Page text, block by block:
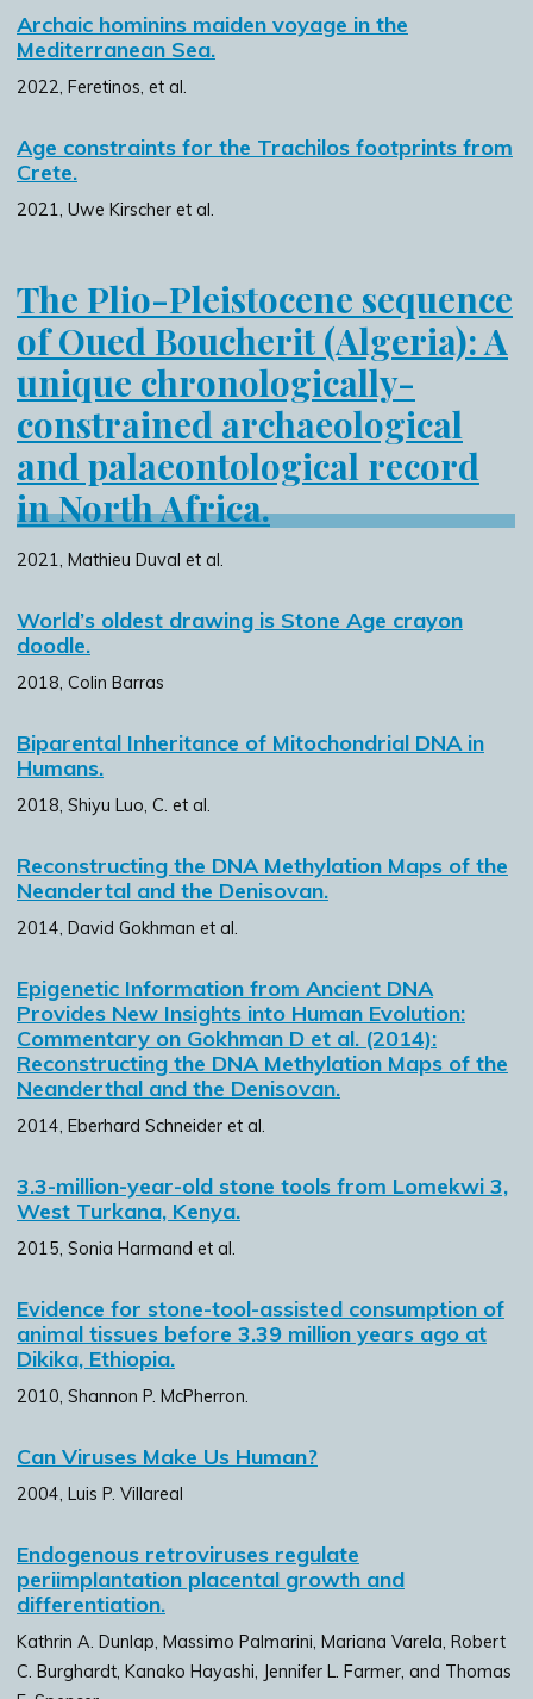
Archaic hominins maiden voyage in the
Mediterranean Sea.
2022, Feretinos, et al.
Age constraints for the Trachilos footprints from
Crete.
2021, Uwe Kirscher et al.
The Plio-Pleistocene sequence
of Oued Boucherit (Algeria): A
unique chronologically-
constrained archaeological
and palaeontological record
in North Africa.
2021, Mathieu Duval et al.
World’s oldest drawing is Stone Age crayon
doodle.
2018, Colin Barras
Biparental Inheritance of Mitochondrial DNA in
Humans.
2018, Shiyu Luo, C. et al.
Reconstructing the DNA Methylation Maps of the
Neandertal and the Denisovan.
2014, David Gokhman et al.
Epigenetic Information from Ancient DNA
Provides New Insights into Human Evolution:
Commentary on Gokhman D et al. (2014):
Reconstructing the DNA Methylation Maps of the
Neanderthal and the Denisovan.
2014, Eberhard Schneider et al.
3.3-million-year-old stone tools from Lomekwi 3,
West Turkana, Kenya.
2015, Sonia Harmand et al.
Evidence for stone-tool-assisted consumption of
animal tissues before 3.39 million years ago at
Dikika, Ethiopia.
2010, Shannon P. McPherron.
Can Viruses Make Us Human?
2004, Luis P. Villareal
Endogenous retroviruses regulate
periimplantation placental growth and
differentiation.
Kathrin A. Dunlap, Massimo Palmarini, Mariana Varela, Robert
C. Burghardt, Kanako Hayashi, Jennifer L. Farmer, and Thomas